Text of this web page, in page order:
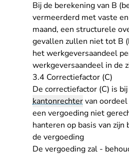
Bij de berekening van B
vermeerderd met vaste
maand, een structurele
gevallen zullen niet tot B
het werkgeversaandeel
werkgeversaandeel in de
3.4 Correctiefactor (C)
De correctiefactor (C) is
kantonrechtervan
een vergoeding niet
hanteren op basis van
de vergoeding
De vergoeding zal -